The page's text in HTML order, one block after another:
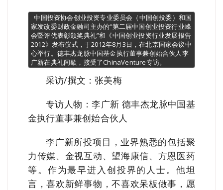
  中国投资协会创业投资专业委员会（中国创投委）和国
家发改委财政金融司主办的“第二届中国创业投资行业峰
会暨评优表彰颁奖典礼”和《中国创业投资行业发展报告
2012》发布仪式，于2012年8月3日，在北京国家会议中
心举行。德丰杰龙脉中国基金执行董事兼创始合伙人李
广新在典礼间歇，接受了ChinaVenture专访。
采访/撰文：张美梅
专访人物：李广新 德丰杰龙脉中国基
金执行董事兼创始合伙人
李广新所投项目，业界熟悉的包括聚
力传媒、金视互动、望海康信、方恩医药
等。作为最早进入创投界的人士。他坦
言，喜欢新鲜事物，不喜欢呆板做事，愿